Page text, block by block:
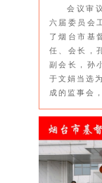
会议审
六届委员会
了烟台市基
任、会长，
副会长，孙
于文娟当选
成的监事会